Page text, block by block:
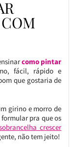
como pintar
fácil, rápido e
que gostaria de
girino e morro de
pra que os
crescer
não tem jeito!